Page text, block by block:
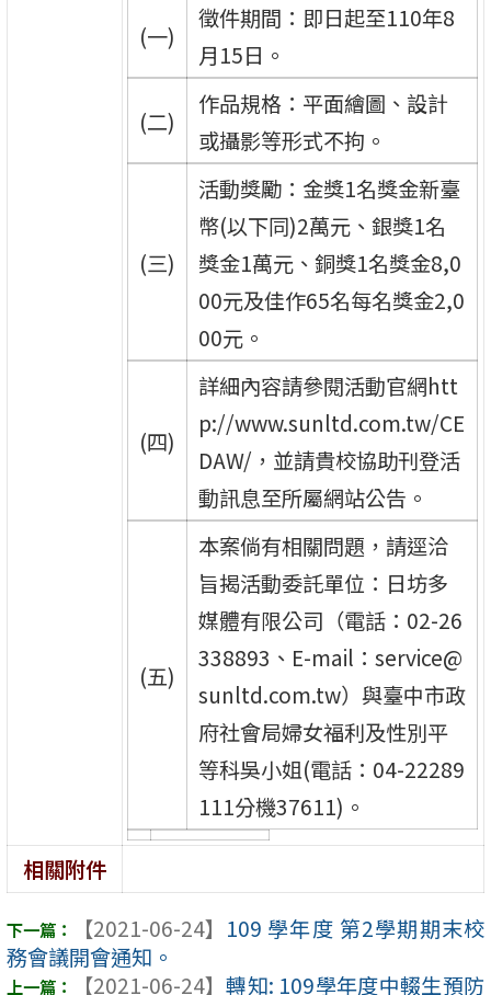
(一)
徵件期間：即日起至110年8
月15日。
(二)
作品規格：平面繪圖、設計
或攝影等形式不拘。
(三)
活動獎勵：金獎1名獎金新臺
幣(以下同)2萬元、銀獎1名
獎金1萬元、銅獎1名獎金8,0
00元及佳作65名每名獎金2,0
00元。
(四)
詳細內容請參閱活動官網htt
p://www.sunltd.com.tw/CE
DAW/，並請貴校協助刊登活
動訊息至所屬網站公告。
(五)
本案倘有相關問題，請逕洽
旨揭活動委託單位：日坊多
媒體有限公司（電話：02-26
338893、E-mail：service@
sunltd.com.tw）與臺中市政
府社會局婦女福利及性別平
等科吳小姐(電話：04-22289
111分機37611)。
相關附件
【2021-06-24】 109 學年度 第2學期期末校
務會議開會通知。
【2021-06-24】 轉知: 109學年度中輟生預防